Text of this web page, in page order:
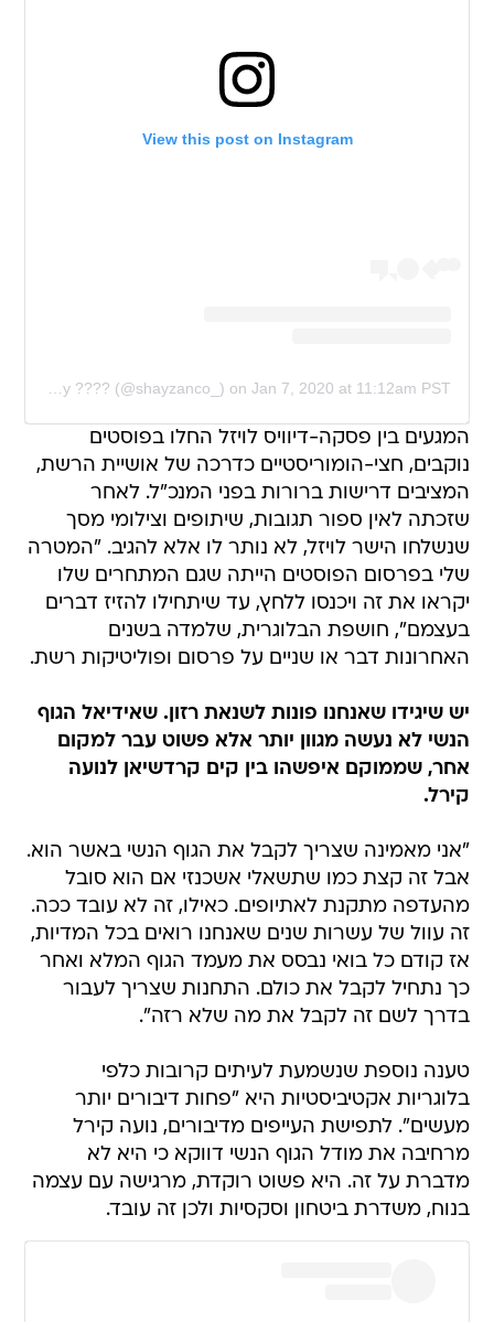
View this post on Instagram
A post shared by ???? (@shayzanco_) on Jan 7, 2020 at 11:12am PST
המגעים בין פסקה-דיוויס לויזל החלו בפוסטים
נוקבים, חצי-הומוריסטיים כדרכה של אושיית הרשת,
המציבים דרישות ברורות בפני המנכ"ל. לאחר
שזכתה לאין ספור תגובות, שיתופים וצילומי מסך
שנשלחו הישר לויזל, לא נותר לו אלא להגיב. "המטרה
שלי בפרסום הפוסטים הייתה שגם המתחרים שלו
יקראו את זה ויכנסו ללחץ, עד שיתחילו להזיז דברים
בעצמם", חושפת הבלוגרית, שלמדה בשנים
האחרונות דבר או שניים על פרסום ופוליטיקות רשת.
יש שיגידו שאנחנו פונות לשנאת רזון. שאידיאל הגוף
הנשי לא נעשה מגוון יותר אלא פשוט עבר למקום
אחר, שממוקם איפשהו בין קים קרדשיאן לנועה
קירל.
"אני מאמינה שצריך לקבל את הגוף הנשי באשר הוא.
אבל זה קצת כמו שתשאלי אשכנזי אם הוא סובל
מהעדפה מתקנת לאתיופים. כאילו, זה לא עובד ככה.
זה עוול של עשרות שנים שאנחנו רואים בכל המדיות,
אז קודם כל בואי נבסס את מעמד הגוף המלא ואחר
כך נתחיל לקבל את כולם. התחנות שצריך לעבור
בדרך לשם זה לקבל את מה שלא רזה".
טענה נוספת שנשמעת לעיתים קרובות כלפי
בלוגריות אקטיביסטיות היא "פחות דיבורים יותר
מעשים". לתפישת העייפים מדיבורים, נועה קירל
מרחיבה את מודל הגוף הנשי דווקא כי היא לא
מדברת על זה. היא פשוט רוקדת, מרגישה עם עצמה
בנוח, משדרת ביטחון וסקסיות ולכן זה עובד.